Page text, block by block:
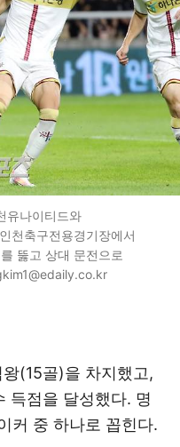
유나이티드와
천축구전용경기장에서
뚫고 상대 문전으로
(15골)을 차지했고,
득점을 달성했다. 명
커 중 하나로 꼽힌다.